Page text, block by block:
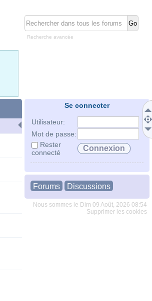
Recherche avancée
Se connecter
Utilisateur:
Mot de passe:
Rester
connecté
Forums Discussions
Nous sommes le Dim 09 Août, 2026 08:54
Supprimer les cookies